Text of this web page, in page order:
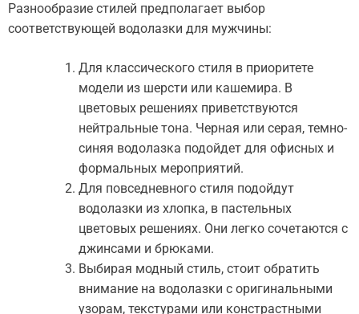
Разнообразие стилей предполагает выбор
соответствующей водолазки для мужчины:
Для классического стиля в приоритете
модели из шерсти или кашемира. В
цветовых решениях приветствуются
нейтральные тона. Черная или серая, темно-
синяя водолазка подойдет для офисных и
формальных мероприятий.
Для повседневного стиля подойдут
водолазки из хлопка, в пастельных
цветовых решениях. Они легко сочетаются с
джинсами и брюками.
Выбирая модный стиль, стоит обратить
внимание на водолазки с оригинальными
узорам, текстурами или констрастными